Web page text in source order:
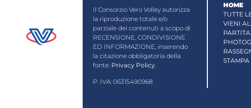
Il Consorzio Vero Volley autorizza
la riproduzione totale e/o
parziale dei contenuti a scopo di
RECENSIONE, CONDIVISIONE
ED INFORMAZIONE, inserendo
la citazione obbligatoria della
fonte. Privacy Policy
P. IVA: 06315490968
HOME
TUTTE
VIENI
PARTITA
STAMPA